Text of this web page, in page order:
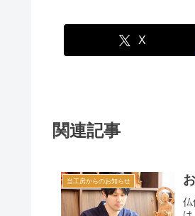
X
関連記事
当工房からのお知らせ
仏